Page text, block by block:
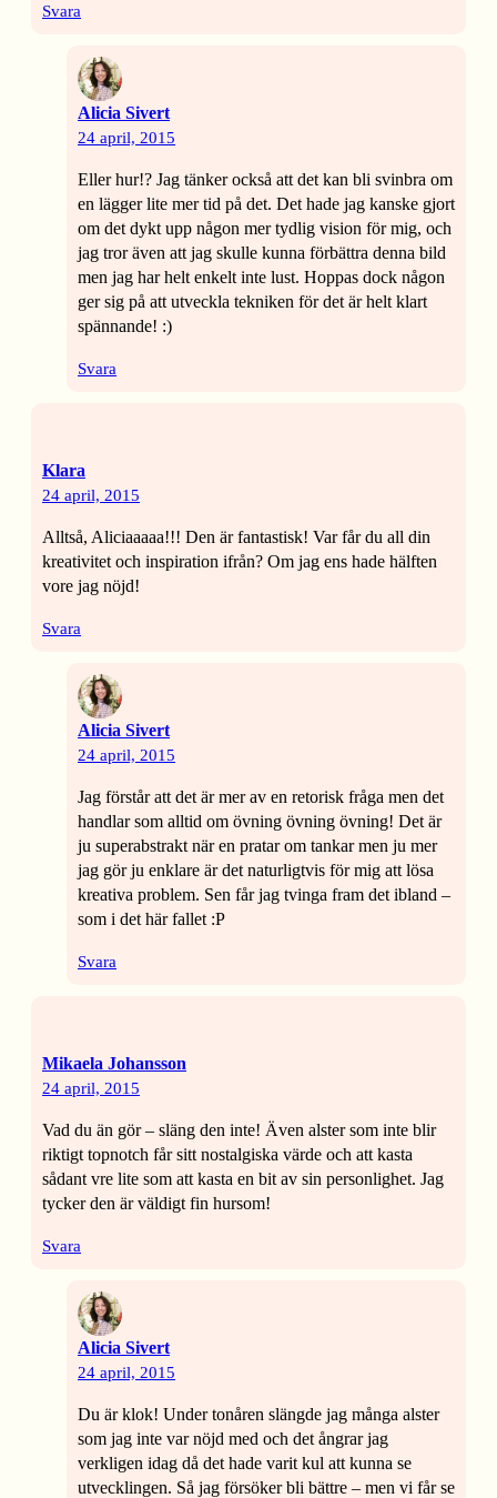
Svara
Alicia Sivert
24 april, 2015
Eller hur!? Jag tänker också att det kan bli svinbra om
en lägger lite mer tid på det. Det hade jag kanske gjort
om det dykt upp någon mer tydlig vision för mig, och
jag tror även att jag skulle kunna förbättra denna bild
men jag har helt enkelt inte lust. Hoppas dock någon
ger sig på att utveckla tekniken för det är helt klart
spännande! :)
Svara
Klara
24 april, 2015
Alltså, Aliciaaaaa!!! Den är fantastisk! Var får du all din
kreativitet och inspiration ifrån? Om jag ens hade hälften
vore jag nöjd!
Svara
Alicia Sivert
24 april, 2015
Jag förstår att det är mer av en retorisk fråga men det
handlar som alltid om övning övning övning! Det är
ju superabstrakt när en pratar om tankar men ju mer
jag gör ju enklare är det naturligtvis för mig att lösa
kreativa problem. Sen får jag tvinga fram det ibland –
som i det här fallet :P
Svara
Mikaela Johansson
24 april, 2015
Vad du än gör – släng den inte! Även alster som inte blir
riktigt topnotch får sitt nostalgiska värde och att kasta
sådant vre lite som att kasta en bit av sin personlighet. Jag
tycker den är väldigt fin hursom!
Svara
Alicia Sivert
24 april, 2015
Du är klok! Under tonåren slängde jag många alster
som jag inte var nöjd med och det ångrar jag
verkligen idag då det hade varit kul att kunna se
utvecklingen. Så jag försöker bli bättre – men vi får se